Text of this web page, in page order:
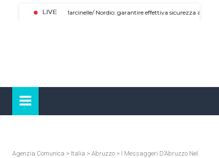
Agenzia Comunica > Italia > Abruzzo > I Messaggeri D’Abruzzo Nel